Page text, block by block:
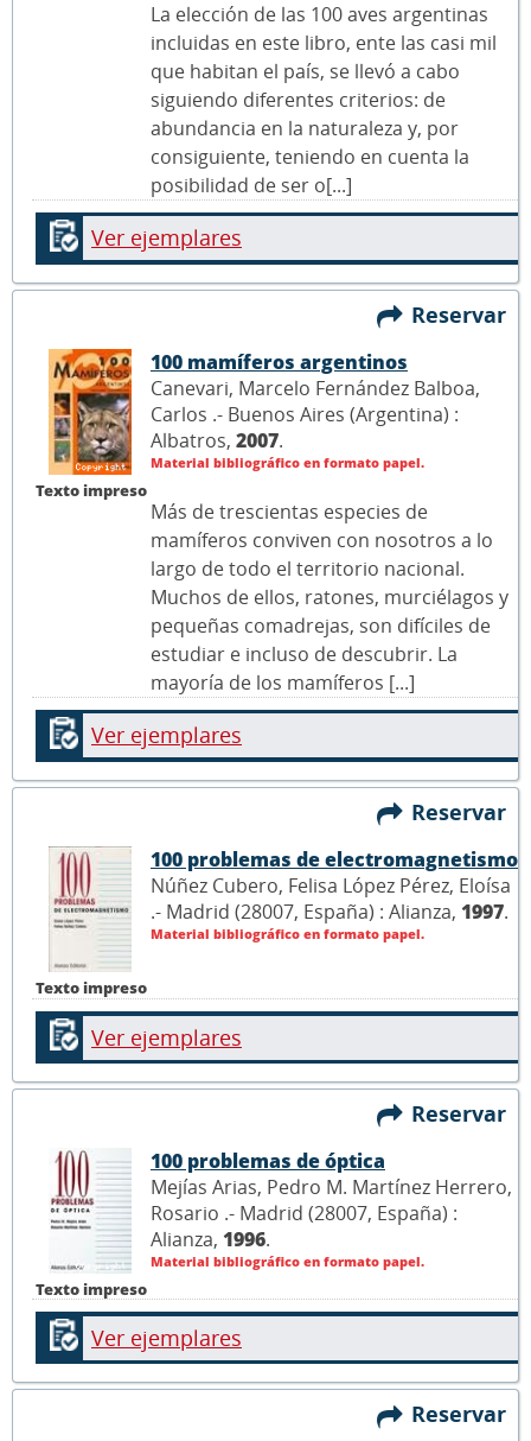
La elección de las 100 aves argentinas
incluidas en este libro, ente las casi mil
que habitan el país, se llevó a cabo
siguiendo diferentes criterios: de
abundancia en la naturaleza y, por
consiguiente, teniendo en cuenta la
posibilidad de ser o[...]
Ver ejemplares
Reservar
Texto impreso
100 mamíferos argentinos
Canevari, Marcelo Fernández Balboa,
Carlos .- Buenos Aires (Argentina) :
Albatros, 2007.
Material bibliográfico en formato papel.
Más de trescientas especies de
mamíferos conviven con nosotros a lo
largo de todo el territorio nacional.
Muchos de ellos, ratones, murciélagos y
pequeñas comadrejas, son difíciles de
estudiar e incluso de descubrir. La
mayoría de los mamíferos [...]
Ver ejemplares
Reservar
Texto impreso
100 problemas de electromagnetismo
Núñez Cubero, Felisa López Pérez, Eloísa
.- Madrid (28007, España) : Alianza, 1997.
Material bibliográfico en formato papel.
Ver ejemplares
Reservar
Texto impreso
100 problemas de óptica
Mejías Arias, Pedro M. Martínez Herrero,
Rosario .- Madrid (28007, España) :
Alianza, 1996.
Material bibliográfico en formato papel.
Ver ejemplares
Reservar